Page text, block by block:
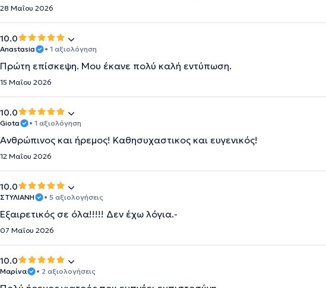
28 Μαΐου 2026
10.0
Anastasia • 1 αξιολόγηση
Πρώτη επίσκεψη. Μου έκανε πολύ καλή εντύπωση.
15 Μαΐου 2026
10.0
Giota • 1 αξιολόγηση
Ανθρώπινος και ήρεμος! Καθησυχαστικος και ευγενικός!
12 Μαΐου 2026
10.0
ΣΤΥΛΙΑΝΗ • 5 αξιολογήσεις
Εξαιρετικός σε όλα!!!!! Δεν έχω λόγια.-
07 Μαΐου 2026
10.0
Μαρίνα • 2 αξιολογήσεις